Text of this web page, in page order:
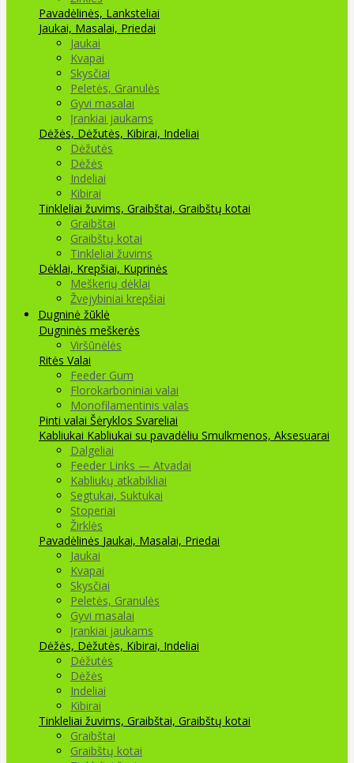
Pavadėlinės, Lanksteliai
Jaukai, Masalai, Priedai
Jaukai
Kvapai
Skysčiai
Peletės, Granulės
Gyvi masalai
Įrankiai jaukams
Dėžės, Dėžutės, Kibirai, Indeliai
Dėžutės
Dėžės
Indeliai
Kibirai
Tinkleliai žuvims, Graibštai, Graibštų kotai
Graibštai
Graibštų kotai
Tinkleliai žuvims
Dėklai, Krepšiai, Kuprinės
Meškerių dėklai
Žvejybiniai krepšiai
Dugninė žūklė
Dugninės meškerės
Viršūnėlės
Ritės Valai
Feeder Gum
Florokarboniniai valai
Monofilamentinis valas
Pinti valai Šėryklos Svareliai
Kabliukai Kabliukai su pavadėliu Smulkmenos, Aksesuarai
Dalgeliai
Feeder Links — Atvadai
Kabliukų atkabikliai
Segtukai, Suktukai
Stoperiai
Žirklės
Pavadėlinės Jaukai, Masalai, Priedai
Jaukai
Kvapai
Skysčiai
Peletės, Granulės
Gyvi masalai
Įrankiai jaukams
Dėžės, Dėžutės, Kibirai, Indeliai
Dėžutės
Dėžės
Indeliai
Kibirai
Tinkleliai žuvims, Graibštai, Graibštų kotai
Graibštai
Graibštų kotai